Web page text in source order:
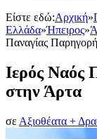
Είστε εδώ:Αρχική»
Ελλάδα»Ήπειρος»
Παναγίας
Ιερός Ναός
στην Άρτα
σε Αξιοθέατα +